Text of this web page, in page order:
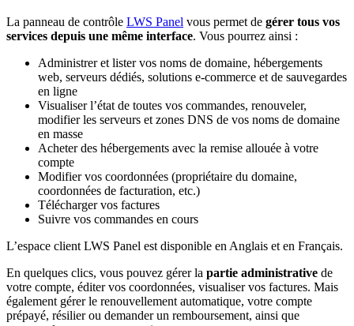
La panneau de contrôle LWS Panel vous permet de gérer tous vos
services depuis une même interface. Vous pourrez ainsi :
Administrer et lister vos noms de domaine, hébergements
web, serveurs dédiés, solutions e-commerce et de sauvegardes
en ligne
Visualiser l’état de toutes vos commandes, renouveler,
modifier les serveurs et zones DNS de vos noms de domaine
en masse
Acheter des hébergements avec la remise allouée à votre
compte
Modifier vos coordonnées (propriétaire du domaine,
coordonnées de facturation, etc.)
Télécharger vos factures
Suivre vos commandes en cours
L’espace client LWS Panel est disponible en Anglais et en Français.
En quelques clics, vous pouvez gérer la partie administrative de
votre compte, éditer vos coordonnées, visualiser vos factures. Mais
également gérer le renouvellement automatique, votre compte
prépayé, résilier ou demander un remboursement, ainsi que